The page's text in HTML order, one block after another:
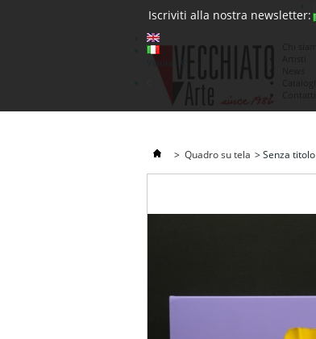
Iscriviti alla nostra newsletter:
> Quadro su tela >Senza titolo